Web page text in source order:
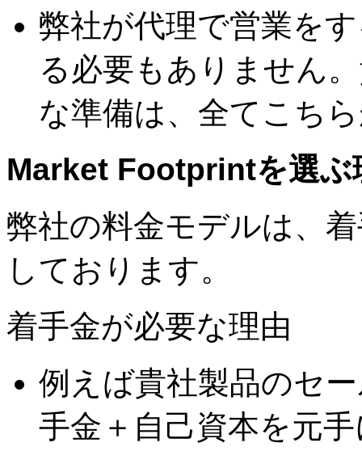
弊社が代理で営業を
る必要もありません
な準備は、全てこち
Market Footprintを選ぶ
弊社の料金モデルは、
しております。
着手金が必要な理由
例えば貴社製品のセ
手金＋自己資本を元